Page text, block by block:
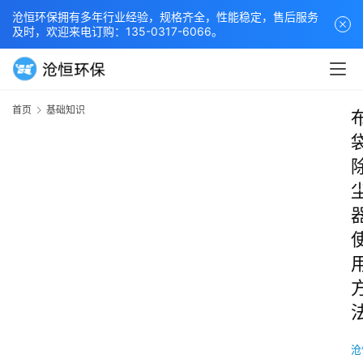
沧恒环保拥有多年行业经验，规格齐全，性能稳定，售后服务
及时，欢迎来电订购：135-0317-6066。
首页 基础知识